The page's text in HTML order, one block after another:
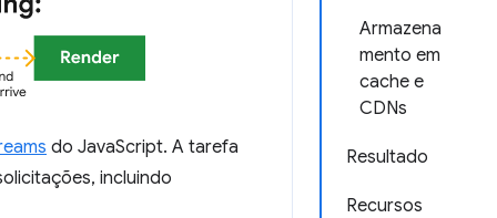
Armazena
mento em
cache e
CDNs
Resultado
Recursos
do JavaScript. A tarefa
incluindo